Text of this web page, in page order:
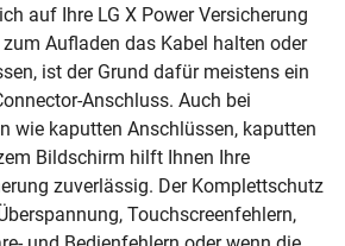
auf Ihre LG X Power Versicherung
Aufladen das Kabel halten oder
ist der Grund dafür meistens ein
Anschluss. Auch bei
wie kaputten Anschlüssen, kaputten
Bildschirm hilft Ihnen Ihre
zuverlässig. Der Komplettschutz
Touchscreenfehlern,